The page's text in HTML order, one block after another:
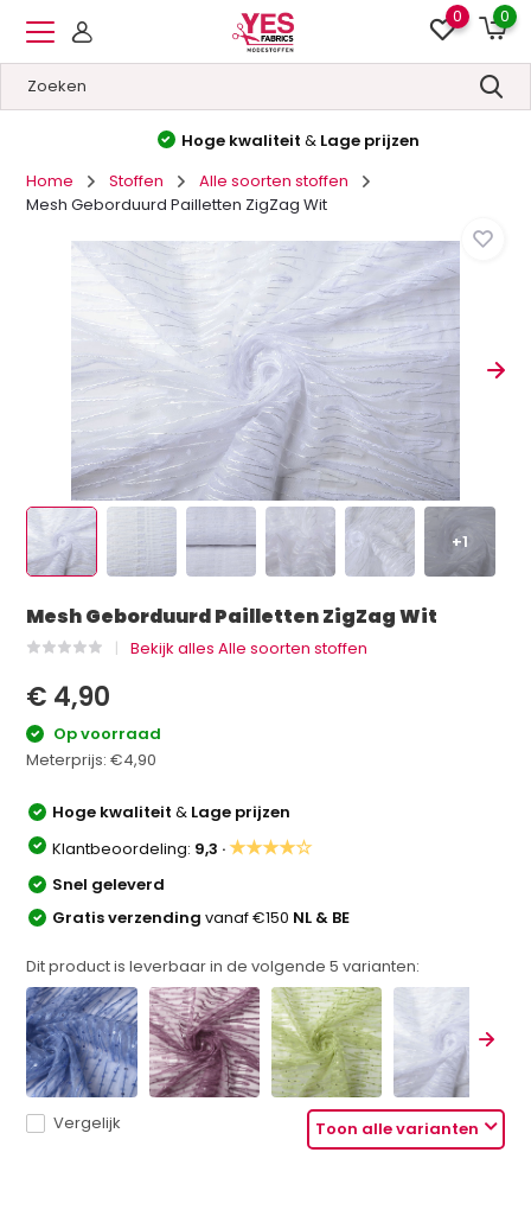
0 0
Hoge kwaliteit&Lage prijzen
Home
Stoffen
Alle soorten stoffen
Mesh Geborduurd Pailletten ZigZag Wit
+1
Mesh Geborduurd Pailletten ZigZag Wit
Bekijk alles Alle soorten stoffen
€ 4,90
Op voorraad
Meterprijs:€4,90
Hoge kwaliteit& Lage prijzen
Klantbeoordeling: 9,3 ·★★★★☆
Snel geleverd
Gratis verzendingvanaf €150 NL & BE
Dit product is leverbaar in de volgende5 varianten:
Toon alle varianten
Vergelijk